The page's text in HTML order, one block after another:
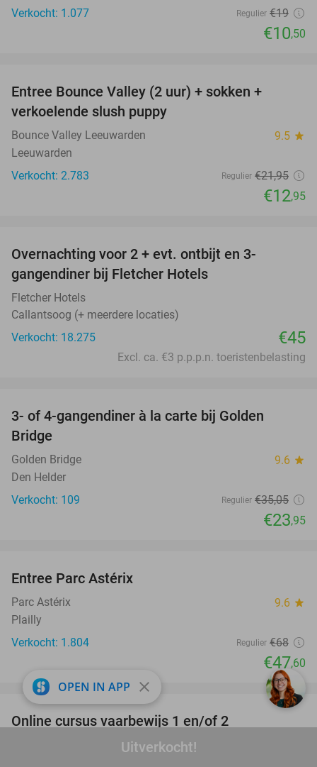
Uitverkocht!
Verkocht: 1.077
Regulier €19
€10,50
Entree Bounce Valley (2 uur) + sokken +
verkoelende slush puppy
Bounce Valley Leeuwarden 9.5 star
Leeuwarden
Verkocht: 2.783
Regulier €21,95
€12,95
Overnachting voor 2 + evt. ontbijt en 3-
gangendiner bij Fletcher Hotels
Fletcher Hotels
Callantsoog (+ meerdere locaties)
Verkocht: 18.275
€45
Excl. ca. €3 p.p.p.n. toeristenbelasting
3- of 4-gangendiner à la carte bij Golden
Bridge
Golden Bridge 9.6 star
Den Helder
Verkocht: 109
Regulier €35,05
€23,95
Entree Parc Astérix
Parc Astérix 9.6 star
Plailly
Verkocht: 1.804
Regulier €68
€47,60
87%
favorite_border
Online cursus vaarbewijs 1 en/of 2
OPEN IN APP close